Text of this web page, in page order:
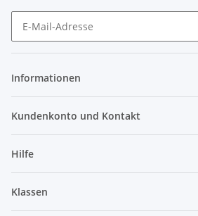
Informationen
Kundenkonto und Kontakt
Hilfe
Klassen